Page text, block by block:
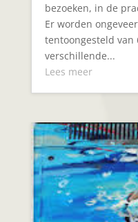
bezoeken, in de
Er worden
tentoongesteld van
verschillende...
Lees meer